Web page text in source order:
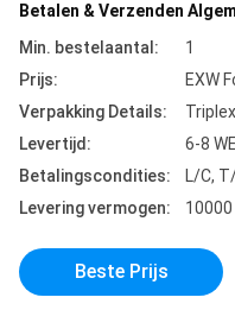
Betalen & Verzenden
Min. bestelaantal:
1
Prijs:
EXW
Verpakking Details:
Levertijd:
6-8
Betalingscondities:
L/C,
Levering vermogen:
10000
Beste Prijs